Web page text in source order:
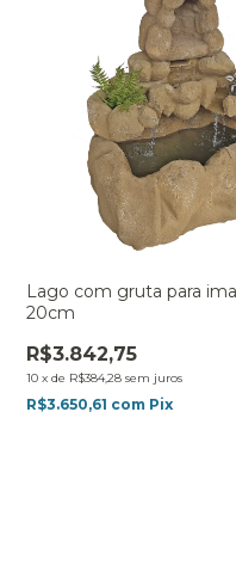
Lago com gruta para
20cm
R$3.842,75
10 x de R$384,28 sem juros
R$3.650,61 com Pix